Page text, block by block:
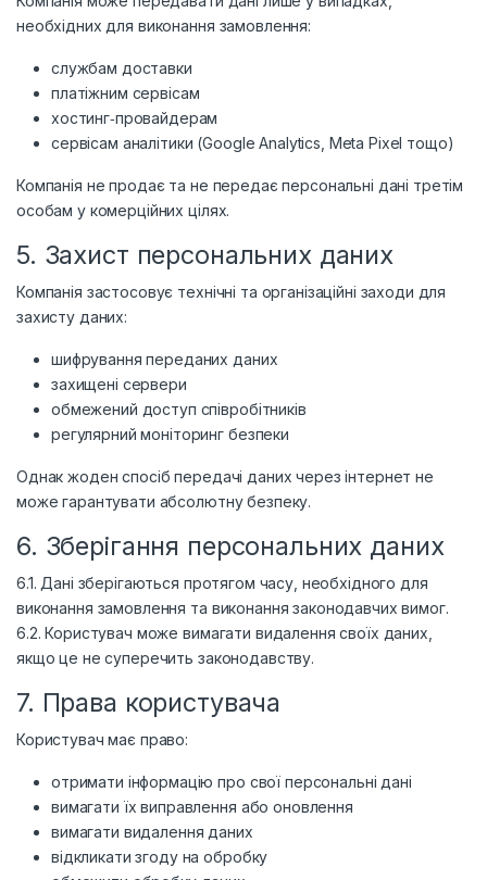
необхідних для виконання замовлення:
службам доставки
платіжним сервісам
хостинг‑провайдерам
сервісам аналітики (Google Analytics, Meta Pixel тощо)
Компанія не продає та не передає персональні дані третім
особам у комерційних цілях.
5. Захист персональних даних
Компанія застосовує технічні та організаційні заходи для
захисту даних:
шифрування переданих даних
захищені сервери
обмежений доступ співробітників
регулярний моніторинг безпеки
Однак жоден спосіб передачі даних через інтернет не
може гарантувати абсолютну безпеку.
6. Зберігання персональних даних
6.1. Дані зберігаються протягом часу, необхідного для
виконання замовлення та виконання законодавчих вимог.
6.2. Користувач може вимагати видалення своїх даних,
якщо це не суперечить законодавству.
7. Права користувача
Користувач має право:
отримати інформацію про свої персональні дані
вимагати їх виправлення або оновлення
вимагати видалення даних
відкликати згоду на обробку